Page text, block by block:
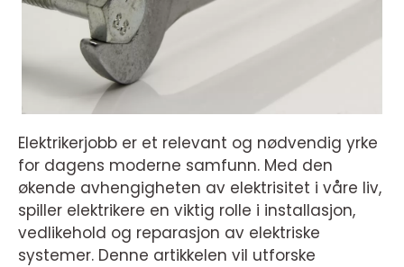
Elektrikerjobb er et relevant og nødvendig yrke
for dagens moderne samfunn. Med den
økende avhengigheten av elektrisitet i våre liv,
spiller elektrikere en viktig rolle i installasjon,
vedlikehold og reparasjon av elektriske
systemer. Denne artikkelen vil utforske